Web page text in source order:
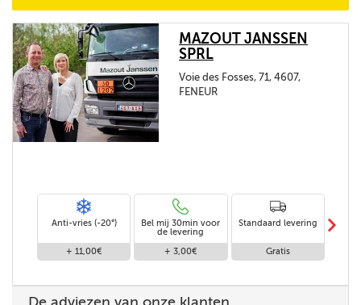
MAZOUT JANSSEN
SPRL
Voie des Fosses, 71, 4607,
FENEUR
Anti-vries (-20°)
+ 11,00€
Bel mij 30min voor
de levering
+ 3,00€
Standaard levering
Gratis
m